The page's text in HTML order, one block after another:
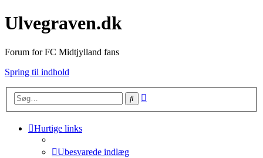
Ulvegraven.dk
Forum for FC Midtjylland fans
Spring til indhold
Søg
Hurtige links
Ubesvarede indlæg